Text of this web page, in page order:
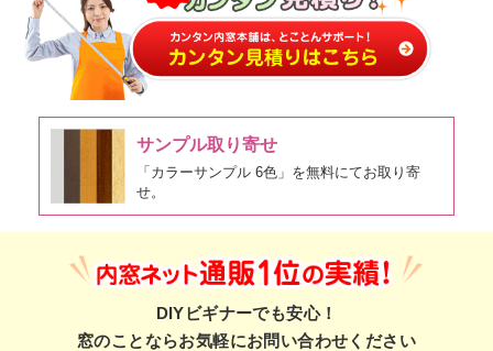
サンプル取り寄せ
「カラーサンプル 6色」を無料にてお取り寄
せ。
DIYビギナーでも安心！
窓のことならお気軽にお問い合わせください